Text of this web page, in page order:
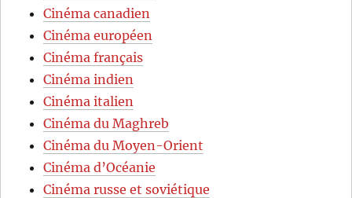
Cinéma canadien
Cinéma européen
Cinéma français
Cinéma indien
Cinéma italien
Cinéma du Maghreb
Cinéma du Moyen-Orient
Cinéma d’Océanie
Cinéma russe et soviétique